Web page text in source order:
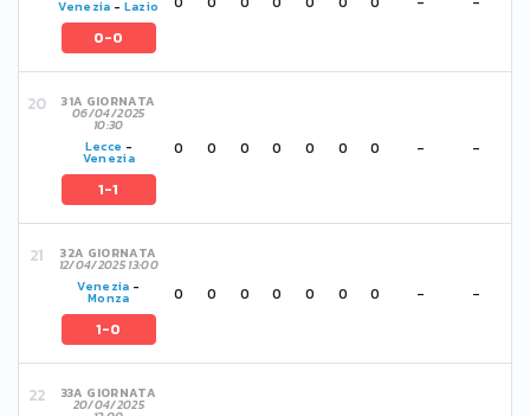
Venezia - Lazio
0-0
31A GIORNATA
06/04/2025
10:30
Lecce -
Venezia
1-1
0 0 0 0 0 0 0 - -
32A GIORNATA
12/04/2025 13:00
Venezia -
Monza
1-0
0 0 0 0 0 0 0 - -
33A GIORNATA
20/04/2025